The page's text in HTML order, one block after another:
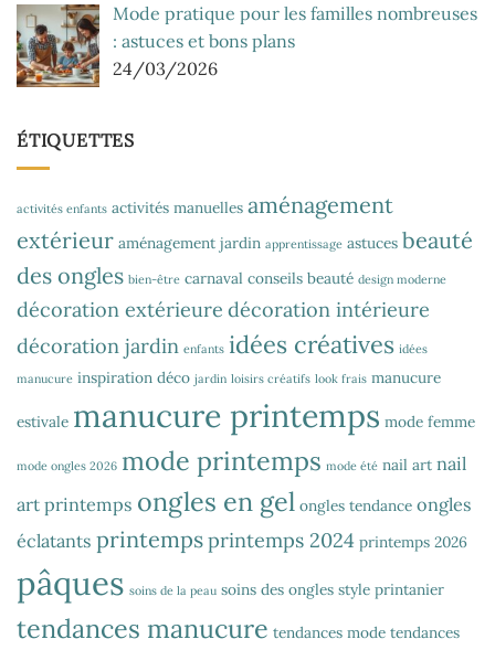
Mode pratique pour les familles nombreuses
: astuces et bons plans
24/03/2026
ÉTIQUETTES
activités enfants activités manuelles aménagement
extérieur aménagement jardin apprentissage astuces beauté
des ongles bien-être carnaval conseils beauté design moderne
décoration extérieure décoration intérieure
décoration jardin enfants idées créatives idées
manucure inspiration déco jardin loisirs créatifs look frais manucure
estivale manucure printemps mode femme
mode ongles 2026 mode printemps mode été nail art nail
art printemps ongles en gel ongles tendance ongles
éclatants printempsprintemps 2024 printemps 2026
pâques soins de la peau soins des ongles style printanier
tendances manucure tendances mode tendances